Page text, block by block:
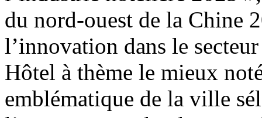
du nord-ouest de la Chine
l’innovation dans le
Hôtel à thème le mieux
emblématique de la ville